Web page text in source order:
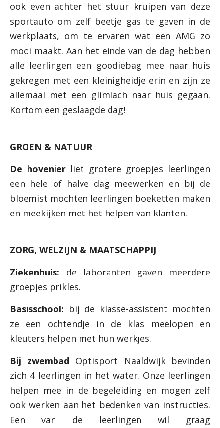
ook even achter het stuur kruipen van deze
sportauto om zelf beetje gas te geven in de
werkplaats, om te ervaren wat een AMG zo
mooi maakt. Aan het einde van de dag hebben
alle leerlingen een goodiebag mee naar huis
gekregen met een kleinigheidje erin en zijn ze
allemaal met een glimlach naar huis gegaan.
Kortom een geslaagde dag!
GROEN & NATUUR
De hovenierliet grotere groepjes leerlingen
een hele of halve dag meewerken en bij de
bloemist mochten leerlingen boeketten maken
en meekijken met het helpen van klanten.
ZORG, WELZIJN & MAATSCHAPPIJ
Ziekenhuis: de laboranten gaven meerdere
groepjes prikles.
Basisschool: bij de klasse-assistent mochten
ze een ochtendje in de klas meelopen en
kleuters helpen met hun werkjes.
Bij zwembad Optisport Naaldwijk bevinden
zich 4 leerlingen in het water. Onze leerlingen
helpen mee in de begeleiding en mogen zelf
ook werken aan het bedenken van instructies.
Een van de leerlingen wil graag